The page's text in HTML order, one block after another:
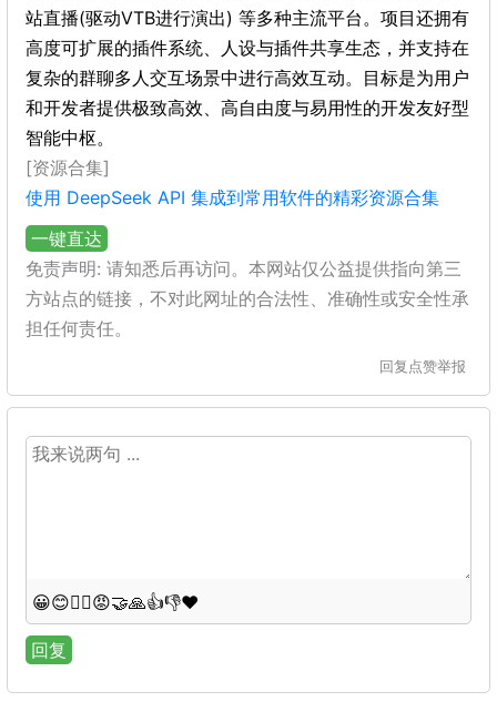
站直播(驱动VTB进行演出) 等多种主流平台。项目还拥有
高度可扩展的插件系统、人设与插件共享生态，并支持在
复杂的群聊多人交互场景中进行高效互动。目标是为用户
和开发者提供极致高效、高自由度与易用性的开发友好型
智能中枢。
[资源合集]
使用 DeepSeek API 集成到常用软件的精彩资源合集
一键直达
免责声明: 请知悉后再访问。本网站仅公益提供指向第三
方站点的链接，不对此网址的合法性、准确性或安全性承
担任何责任。
回复 点赞举报
😀😊😵‍💫😡🤝🙏👍👎❤️
回复